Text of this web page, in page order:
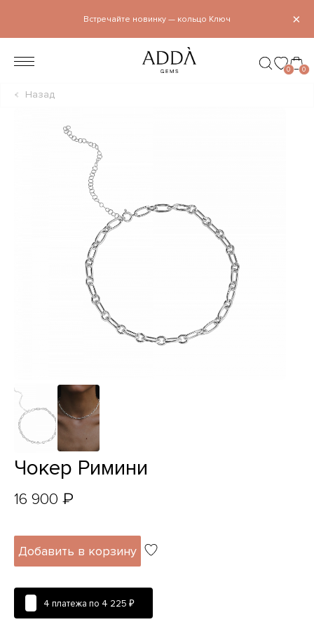
×
Встречайте новинку — кольцо Ключ
0 0
Назад
Чокер Римини
16 900 ₽
Добавить в корзину
4 платежа по 4 225 ₽